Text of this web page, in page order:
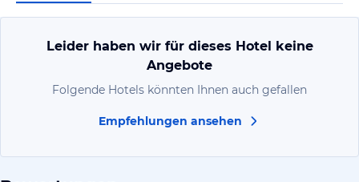
Leider haben wir für dieses Hotel keine
Angebote
Folgende Hotels könnten Ihnen auch gefallen
Empfehlungen ansehen